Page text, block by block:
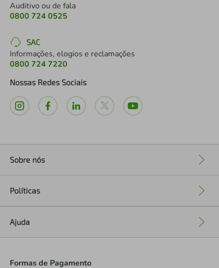
Auditivo ou de fala
0800 724 0525
SAC
Informações, elogios e reclamações
0800 724 7220
Nossas Redes Sociais
Sobre nós
Políticas
Ajuda
Formas de Pagamento